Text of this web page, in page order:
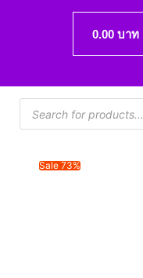
0.00 บาท
Sale 73%